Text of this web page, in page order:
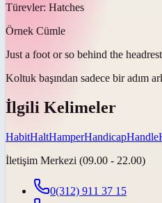
Türevler: Hatches
Örnek Cümle
Just a foot or so behind the
Koltuk başından sadece bir adım
İlgili Kelimeler
HabitHaltHamperHandicapHandle
İletişim Merkezi (09.00 - 22.00)
0(312) 911 37 15